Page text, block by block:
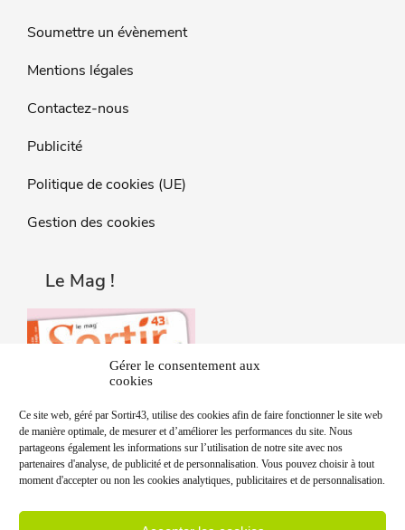
Gérer le consentement aux
cookies
Ce site web, géré par Sortir43, utilise des cookies afin de faire fonctionner le site web
de manière optimale, de mesurer et d’améliorer les performances du site. Nous
partageons également les informations sur l’utilisation de notre site avec nos
partenaires d'analyse, de publicité et de personnalisation. Vous pouvez choisir à tout
moment d'accepter ou non les cookies analytiques, publicitaires et de personnalisation.
Soumettre un évènement
Mentions légales
Contactez-nous
Publicité
Politique de cookies (UE)
Gestion des cookies
Le Mag !